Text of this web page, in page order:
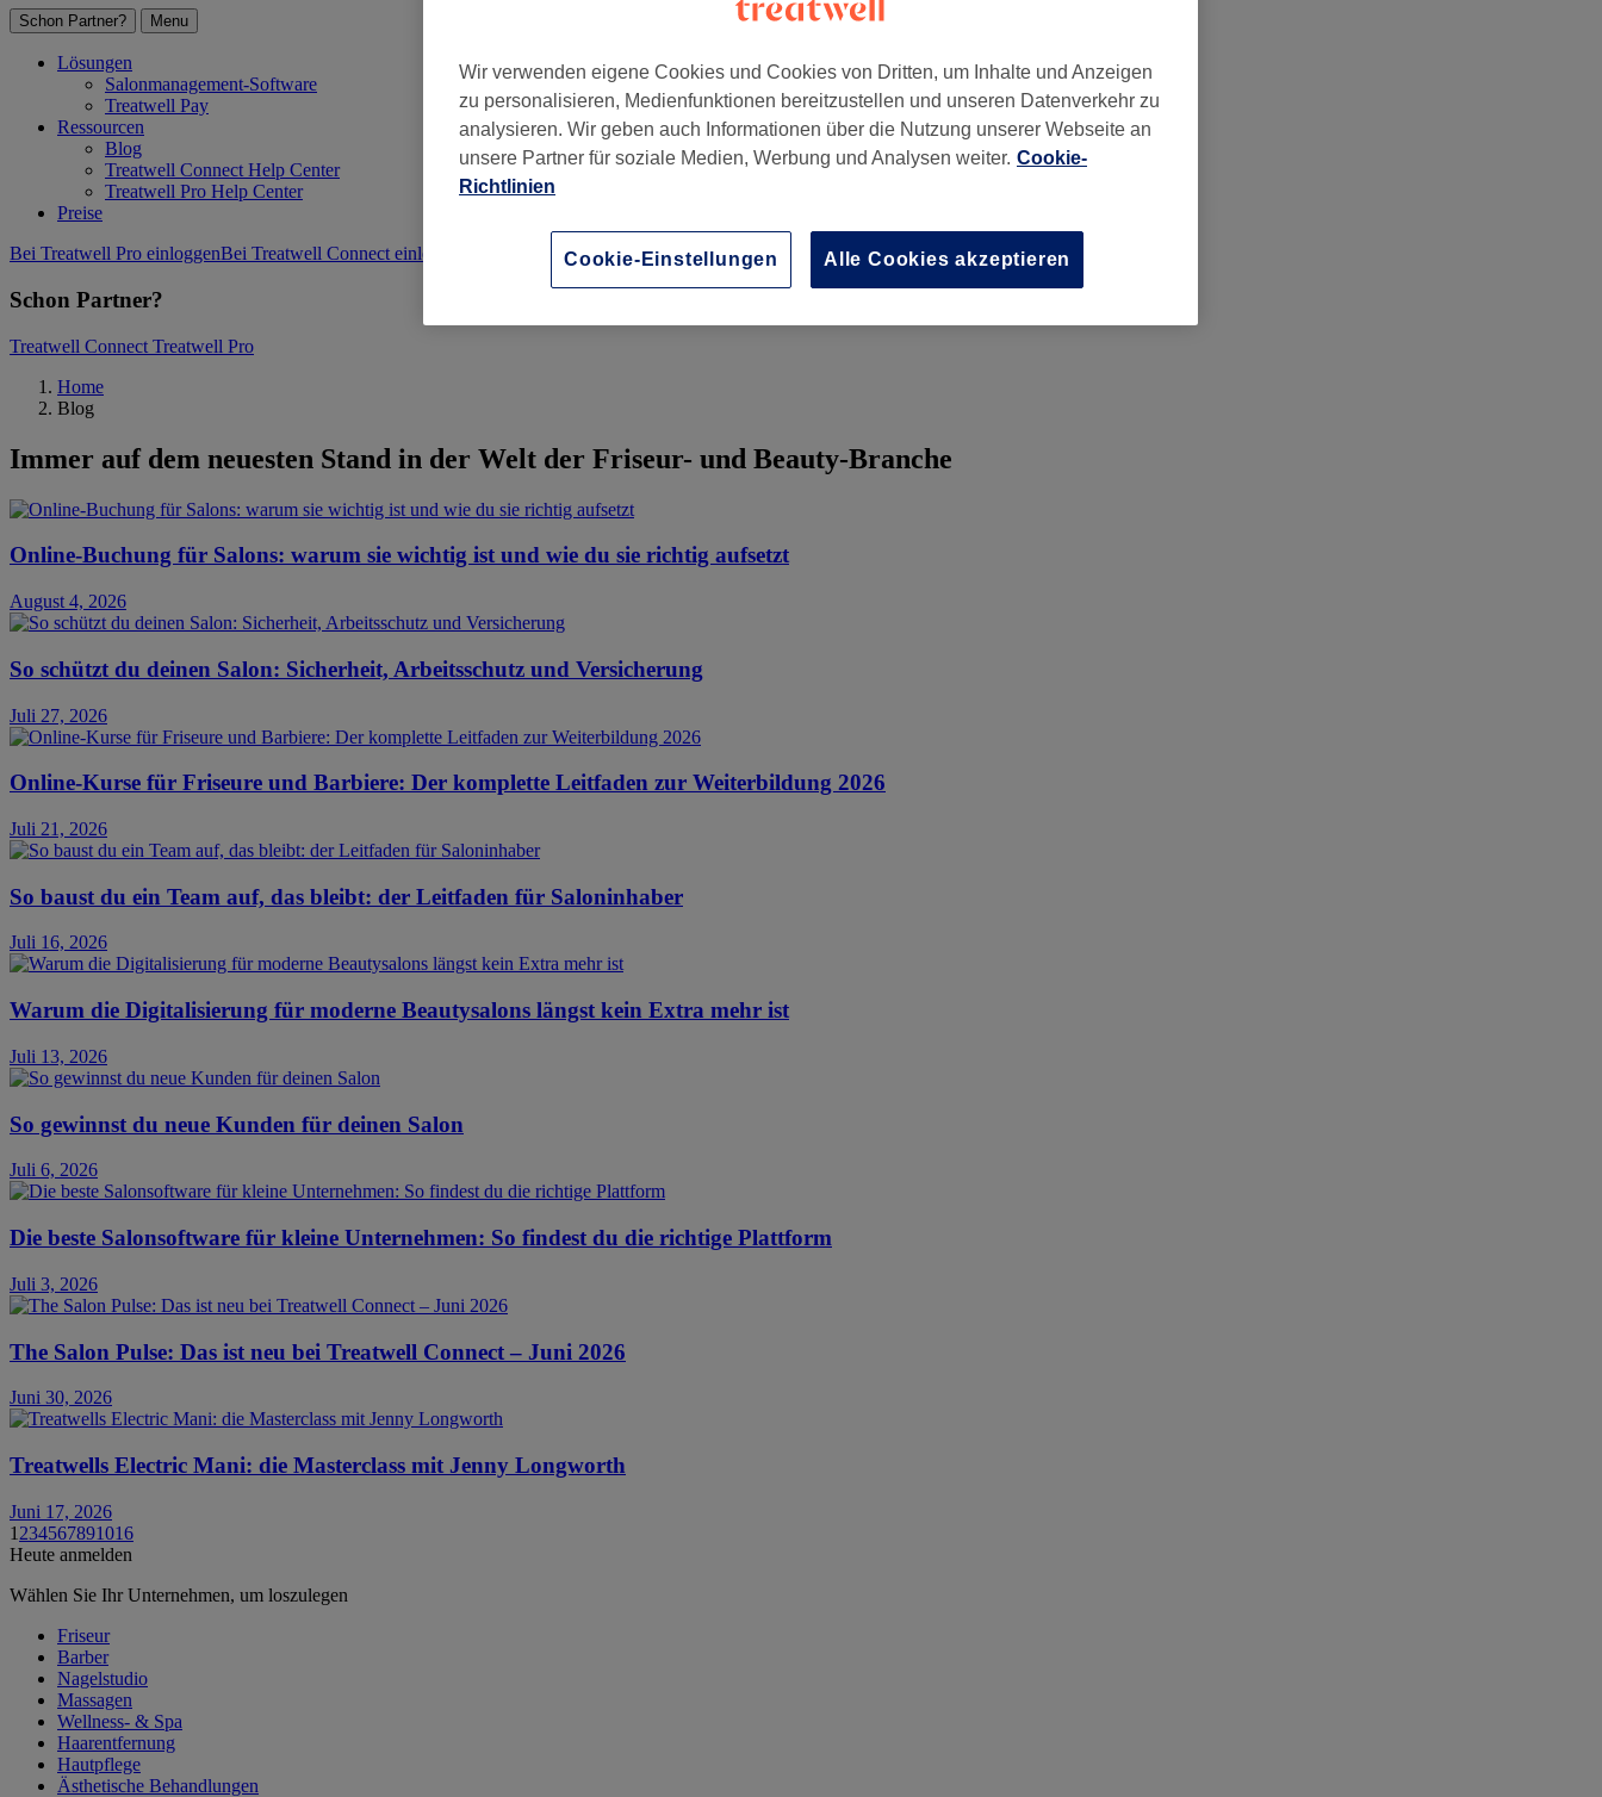
Schon Partner? Menu
Lösungen
Salonmanagement-Software
Treatwell Pay
Ressourcen
Blog
Treatwell Connect Help Center
Treatwell Pro Help Center
Preise
Bei Treatwell Pro einloggenBei Treatwell Connect einloggen Direkt starten
Schon Partner?
Treatwell Connect Treatwell Pro
Home
Blog
Immer auf dem neuesten Stand in der Welt der Friseur- und Beauty-Branche
Online-Buchung für Salons: warum sie wichtig ist und wie du sie richtig aufsetzt
August 4, 2026
So schützt du deinen Salon: Sicherheit, Arbeitsschutz und Versicherung
Juli 27, 2026
Online-Kurse für Friseure und Barbiere: Der komplette Leitfaden zur Weiterbildung 2026
Juli 21, 2026
So baust du ein Team auf, das bleibt: der Leitfaden für Saloninhaber
Juli 16, 2026
Warum die Digitalisierung für moderne Beautysalons längst kein Extra mehr ist
Juli 13, 2026
So gewinnst du neue Kunden für deinen Salon
Juli 6, 2026
Die beste Salonsoftware für kleine Unternehmen: So findest du die richtige Plattform
Juli 3, 2026
The Salon Pulse: Das ist neu bei Treatwell Connect – Juni 2026
Juni 30, 2026
Treatwells Electric Mani: die Masterclass mit Jenny Longworth
Juni 17, 2026
1 234567891016
Heute anmelden
Wählen Sie Ihr Unternehmen, um loszulegen
Friseur
Barber
Nagelstudio
Massagen
Wellness- & Spa
Haarentfernung
Hautpflege
Ästhetische Behandlungen
Wir verwenden eigene Cookies und Cookies von Dritten, um Inhalte und Anzeigen
zu personalisieren, Medienfunktionen bereitzustellen und unseren Datenverkehr zu
analysieren. Wir geben auch Informationen über die Nutzung unserer Webseite an
unsere Partner für soziale Medien, Werbung und Analysen weiter. Cookie-
Richtlinien
Cookie-Einstellungen Alle Cookies akzeptieren